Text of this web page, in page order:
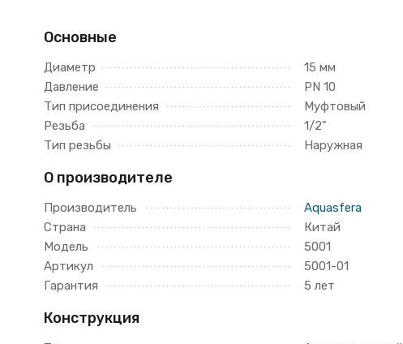
Основные
Диаметр
15 мм
Давление
PN 10
Тип присоединения
Муфтовый
Резьба
1/2"
Тип резьбы
Наружная
О производителе
Производитель
Aquasfera
Страна
Китай
Модель
5001
Артикул
5001-01
Гарантия
5 лет
Конструкция